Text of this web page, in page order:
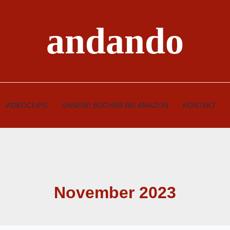
andando
VIDEOCLIPS UNSERE BÜCHER BEI AMAZON KONTAKT
November 2023